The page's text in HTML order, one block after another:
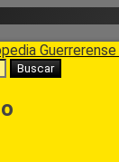
Guerrerense